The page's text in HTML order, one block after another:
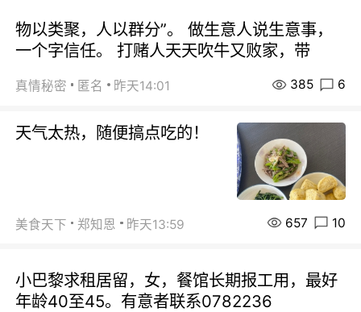
物以类聚，人以群分”。 做生意人说生意事，
一个字信任。 打赌人天天吹牛又败家，带
真情秘密 匿名 昨天14:01 385 6
天气太热，随便搞点吃的！
美食天下 郑知恩 昨天13:59 657 10
小巴黎求租居留，女，餐馆长期报工用，最好
年龄40至45。有意者联系0782236